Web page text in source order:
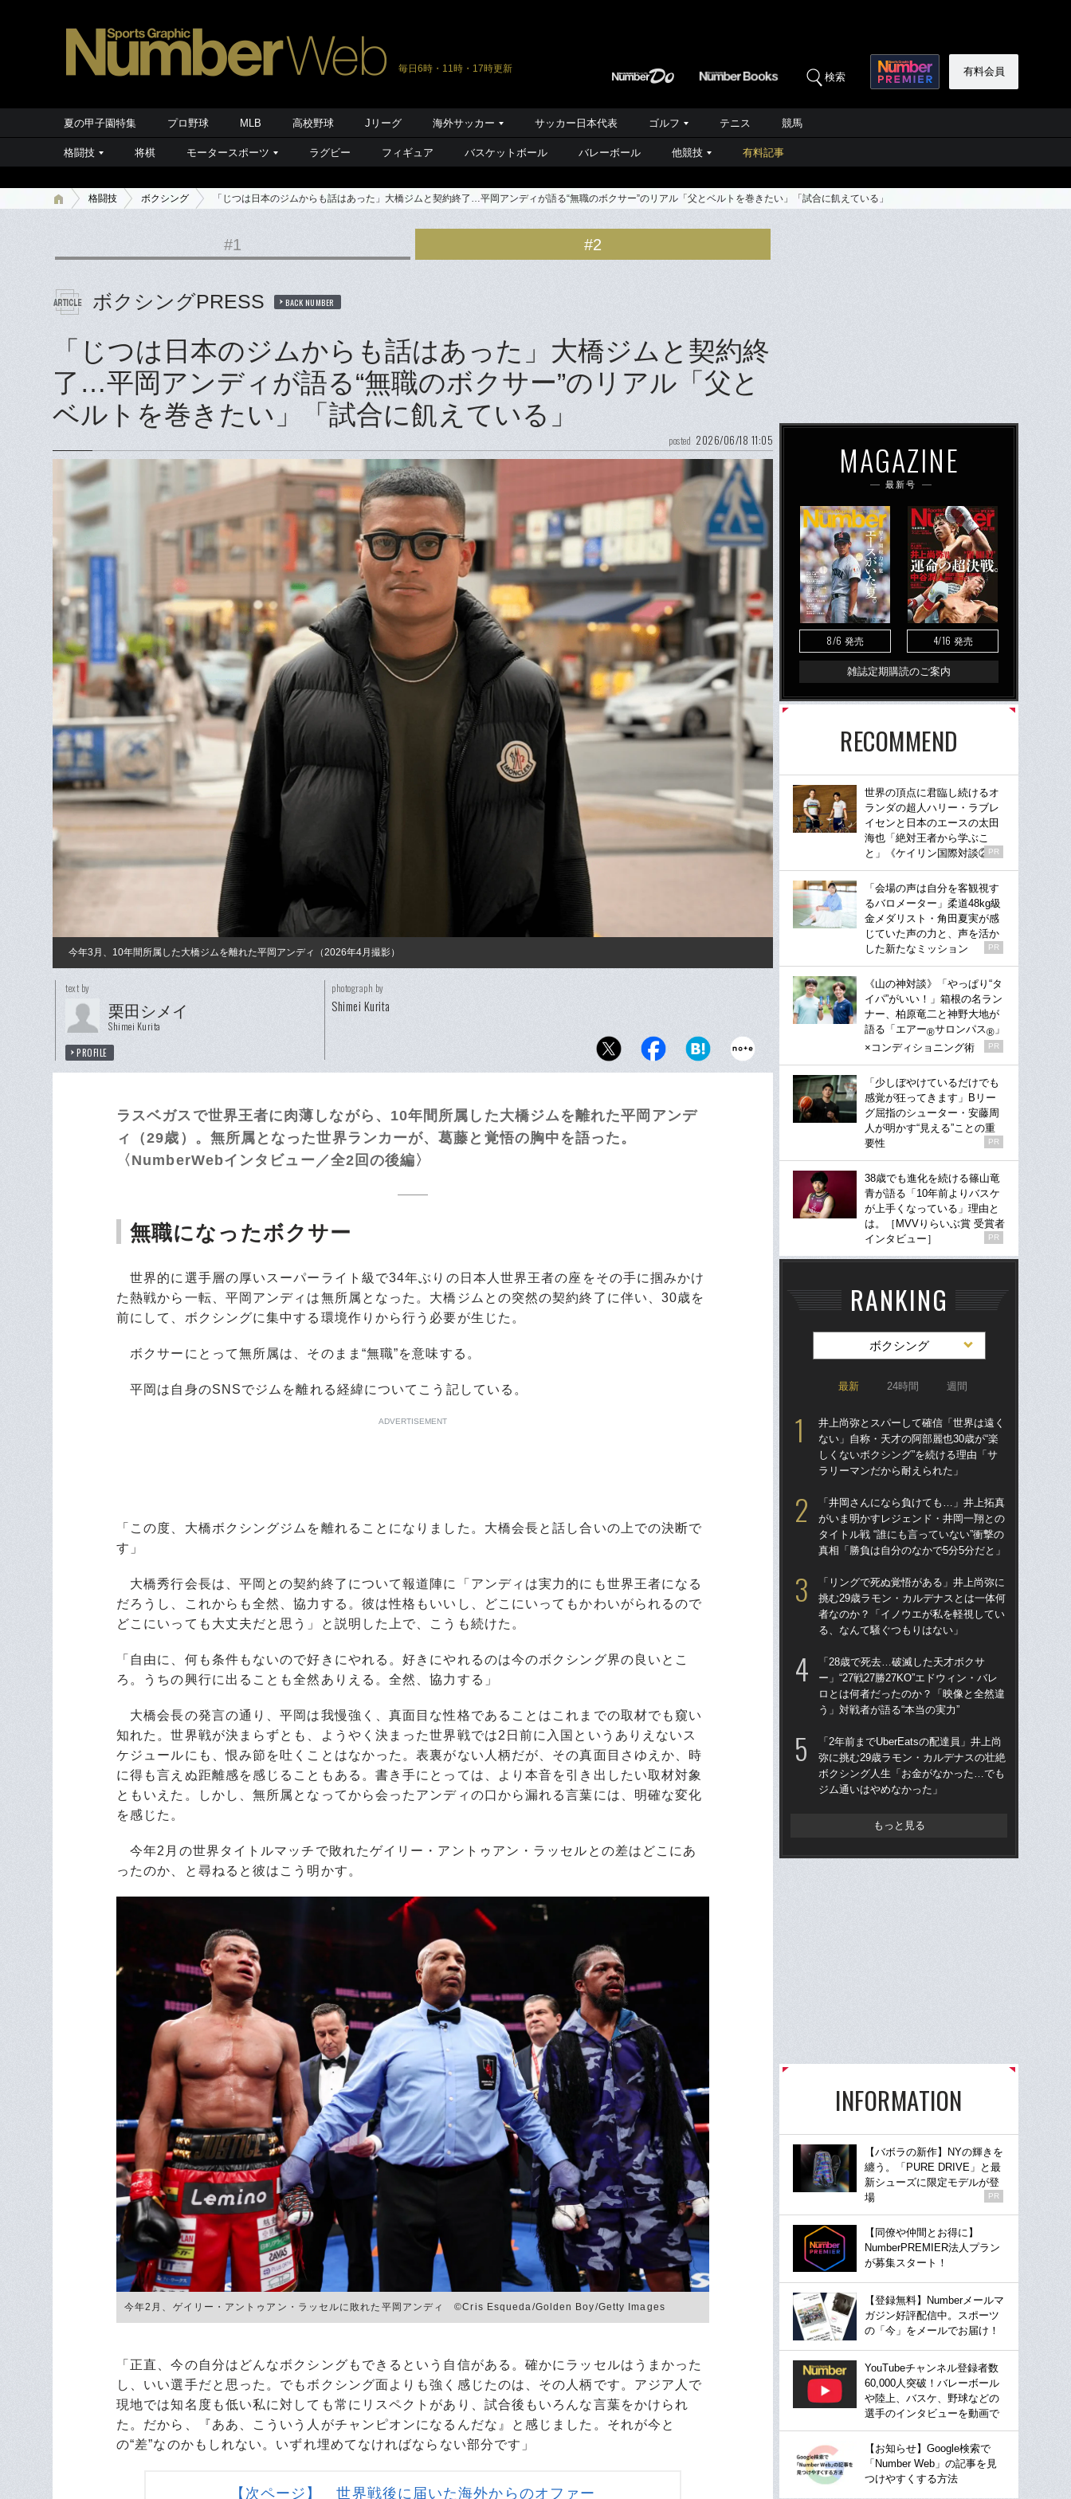
毎日6時・11時・17時更新
検索 有料会員
夏の甲子園特集 プロ野球 MLB 高校野球 Jリーグ 海外サッカー サッカー日本代表 ゴルフ テニス 競馬
格闘技 将棋 モータースポーツ ラグビー フィギュア バスケットボール バレーボール 他競技 有料記事
格闘技 ボクシング 「じつは日本のジムからも話はあった」大橋ジムと契約終了…平岡アンディが語る“無職のボクサー”のリアル「父とベルトを巻きたい」「試合に飢えている」
#1 #2
ボクシングPRESS BACK NUMBER
「じつは日本のジムからも話はあった」大橋ジムと契約終
了…平岡アンディが語る“無職のボクサー”のリアル「父と
ベルトを巻きたい」「試合に飢えている」
posted 2026/06/18 11:05
今年3月、10年間所属した大橋ジムを離れた平岡アンディ（2026年4月撮影）
text by
栗田シメイ
Shimei Kurita
PROFILE
photograph by
Shimei Kurita
ラスベガスで世界王者に肉薄しながら、10年間所属した大橋ジムを離れた平岡アンデ
ィ（29歳）。無所属となった世界ランカーが、葛藤と覚悟の胸中を語った。
〈NumberWebインタビュー／全2回の後編〉
無職になったボクサー
世界的に選手層の厚いスーパーライト級で34年ぶりの日本人世界王者の座をその手に掴みかけ
た熱戦から一転、平岡アンディは無所属となった。大橋ジムとの突然の契約終了に伴い、30歳を
前にして、ボクシングに集中する環境作りから行う必要が生じた。
ボクサーにとって無所属は、そのまま“無職”を意味する。
平岡は自身のSNSでジムを離れる経緯についてこう記している。
ADVERTISEMENT
「この度、大橋ボクシングジムを離れることになりました。大橋会長と話し合いの上での決断で
す」
大橋秀行会長は、平岡との契約終了について報道陣に「アンディは実力的にも世界王者になる
だろうし、これからも全然、協力する。彼は性格もいいし、どこにいってもかわいがられるので
どこにいっても大丈夫だと思う」と説明した上で、こうも続けた。
「自由に、何も条件もないので好きにやれる。好きにやれるのは今のボクシング界の良いとこ
ろ。うちの興行に出ることも全然ありえる。全然、協力する」
大橋会長の発言の通り、平岡は我慢強く、真面目な性格であることはこれまでの取材でも窺い
知れた。世界戦が決まらずとも、ようやく決まった世界戦では2日前に入国というありえないス
ケジュールにも、恨み節を吐くことはなかった。表裏がない人柄だが、その真面目さゆえか、時
に得も言えぬ距離感を感じることもある。書き手にとっては、より本音を引き出したい取材対象
ともいえた。しかし、無所属となってから会ったアンディの口から漏れる言葉には、明確な変化
を感じた。
今年2月の世界タイトルマッチで敗れたゲイリー・ アントゥアン・ ラッセルとの差はどこにあ
ったのか、と尋ねると彼はこう明かす。
今年2月、ゲイリー・アントゥアン・ラッセルに敗れた平岡アンディ ©︎Cris Esqueda/Golden Boy/Getty Images
「正直、今の自分はどんなボクシングもできるという自信がある。確かにラッセルはうまかった
し、いい選手だと思った。でもボクシング面よりも強く感じたのは、その人柄です。アジア人で
現地では知名度も低い私に対しても常にリスペクトがあり、試合後もいろんな言葉をかけられ
た。だから、『ああ、こういう人がチャンピオンになるんだな』と感じました。それが今と
の“差”なのかもしれない。いずれ埋めてなければならない部分です」
【次ページ】 世界戦後に届いた海外からのオファー
MAGAZINE
最新号
8/6 発売 4/16 発売
雑誌定期購読のご案内
RECOMMEND
世界の頂点に君臨し続けるオ
ランダの超人ハリー・ラブレ
イセンと日本のエースの太田
海也「絶対王者から学ぶこ
と」《ケイリン国際対談②》
PR
「会場の声は自分を客観視す
るバロメーター」柔道48kg級
金メダリスト・角田夏実が感
じていた声の力と、声を活か
した新たなミッション
PR
《山の神対談》「やっぱり“タ
イパ”がいい！」箱根の名ラン
ナー、柏原竜二と神野大地が
語る「エアー®サロンパス® 」
×コンディショニング術
PR
「少しぼやけているだけでも
感覚が狂ってきます」Bリー
グ屈指のシューター・安藤周
人が明かす“見える”ことの重
要性
PR
38歳でも進化を続ける篠山竜
青が語る「10年前よりバスケ
が上手くなっている」理由と
は。［MVVりらいぶ賞 受賞者
インタビュー］
PR
RANKING
ボクシング
最新 24時間 週間
井上尚弥とスパーして確信「世界は遠く
ない」自称・天才の阿部麗也30歳が“楽
しくないボクシング”を続ける理由「サ
ラリーマンだから耐えられた」
「井岡さんになら負けても…」井上拓真
がいま明かすレジェンド・井岡一翔との
タイトル戦 “誰にも言っていない”衝撃の
真相「勝負は自分のなかで5分5分だと」
「リングで死ぬ覚悟がある」井上尚弥に
挑む29歳ラモン・カルデナスとは一体何
者なのか？「イノウエが私を軽視してい
る、なんて騒ぐつもりはない」
「28歳で死去…破滅した天才ボクサ
ー」“27戦27勝27KO”エドウィン・バレ
ロとは何者だったのか？「映像と全然違
う」対戦者が語る“本当の実力”
「2年前までUberEatsの配達員」井上尚
弥に挑む29歳ラモン・カルデナスの壮絶
ボクシング人生「お金がなかった…でも
ジム通いはやめなかった」
もっと見る
INFORMATION
【バボラの新作】NYの輝きを
纏う。「PURE DRIVE」と最
新シューズに限定モデルが登
場
PR
【同僚や仲間とお得に】
NumberPREMIER法人プラン
が募集スタート！
【登録無料】Numberメールマ
ガジン好評配信中。スポーツ
の「今」をメールでお届け！
YouTubeチャンネル登録者数
60,000人突破！バレーボール
や陸上、バスケ、野球などの
選手のインタビューを動画で
【お知らせ】Google検索で
「Number Web」の記事を見
つけやすくする方法